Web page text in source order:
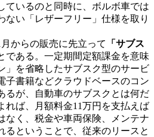
ているのと同時に、ボルボ車では
ない「レザーフリー」仕様を取り
からの販売に先立って
「サブス
である。一定期間定額課金を意味
」を省略したサブスク型のサービ
子書籍などクラウドベースのコン
るが、自動車のサブスクとは何だ
れば、月額料金11万円を支払えば
なく、税金や車両保険、メンテナ
るということで、従来のリースと